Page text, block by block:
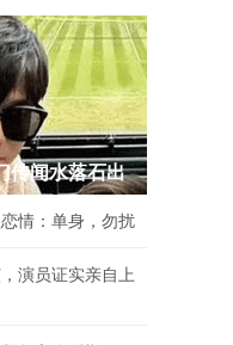
传闻水落石出
情：单身，勿扰
演员证实亲自上